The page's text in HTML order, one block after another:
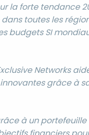
la forte tendance
toutes les
budgets SI
Networks
grâce à
à un